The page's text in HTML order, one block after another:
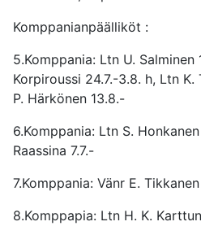
Komppanianpäälliköt :
5.Komppania: Ltn U. Salminen
Korpiroussi 24.7.-3.8. h, Ltn
P. Härkönen 13.8.-
6.Komppania: Ltn S.
Raassina 7.7.-
7.Komppania: Vänr E.
8.Komppapia: Ltn H. K.